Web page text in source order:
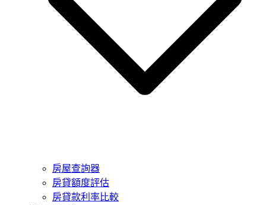
房屋查詢器
房貸額度評估
房貸款利率比較